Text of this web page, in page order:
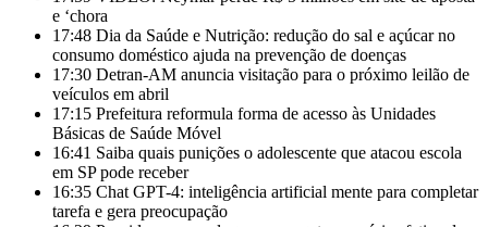
e ‘chora
17:48 Dia da Saúde e Nutrição: redução do sal e açúcar no
consumo doméstico ajuda na prevenção de doenças
17:30 Detran-AM anuncia visitação para o próximo leilão de
veículos em abril
17:15 Prefeitura reformula forma de acesso às Unidades
Básicas de Saúde Móvel
16:41 Saiba quais punições o adolescente que atacou escola
em SP pode receber
16:35 Chat GPT-4: inteligência artificial mente para completar
tarefa e gera preocupação